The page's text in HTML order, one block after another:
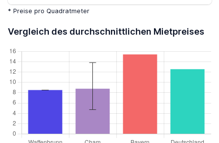
* Preise pro Quadratmeter
Vergleich des durchschnittlichen Mietpreises